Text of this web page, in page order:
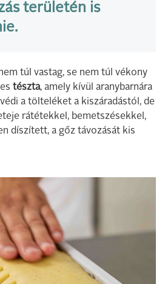
területén is
túl vastag, se nem túl vékony
tészta, amely kívül aranybarnára
a tölteléket a kiszáradástól, de
rátétekkel, bemetszésekkel,
díszített, a gőz távozását kis